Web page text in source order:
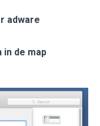
adware
in de map